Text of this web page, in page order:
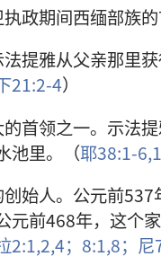
政期间西缅部族
提雅从父亲那里
21:2-4）
首领之一。示法
池里。（耶38:1-6,
始人。公元前
元前468年，这个
2:1,2,4； 8:1,8； 尼